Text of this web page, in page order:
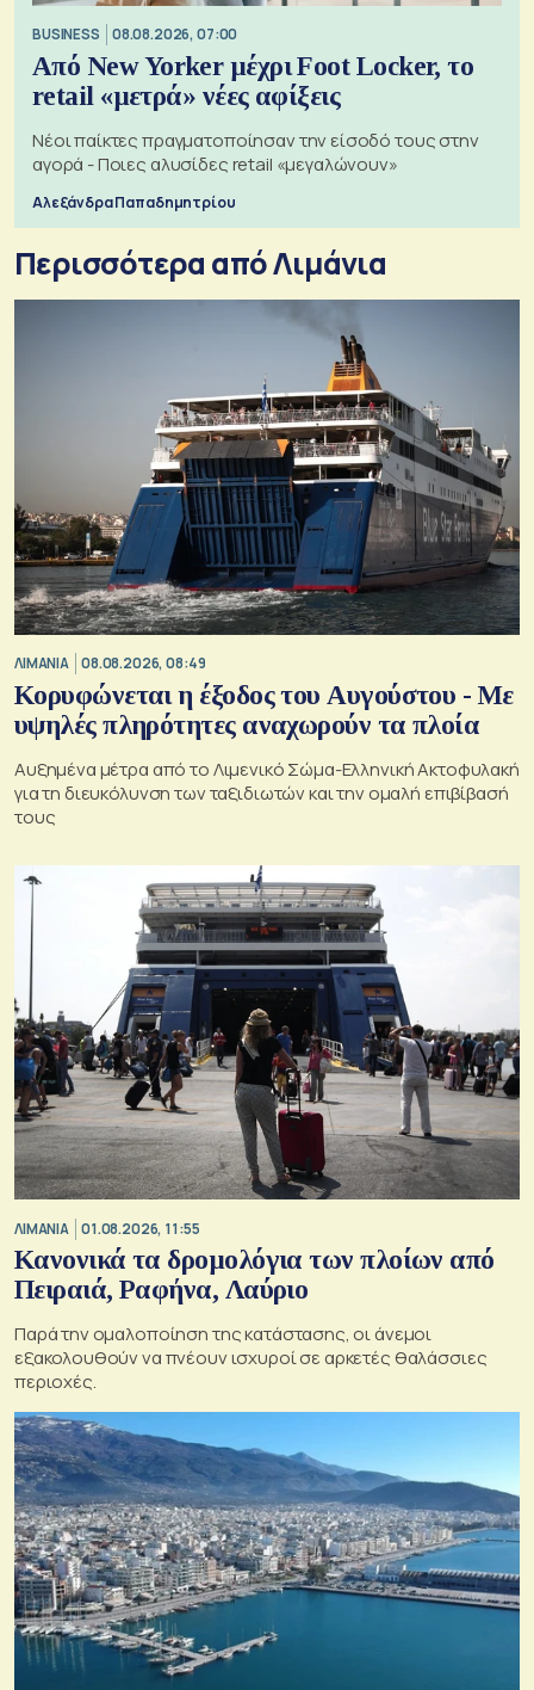
BUSINESS 08.08.2026, 07:00
Από New Yorker μέχρι Foot Locker, το
retail «μετρά» νέες αφίξεις
Νέοι παίκτες πραγματοποίησαν την είσοδό τους στην
αγορά - Ποιες αλυσίδες retail «μεγαλώνουν»
Αλεξάνδρα Παπαδημητρίου
Περισσότερα από Λιμάνια
ΛΙΜΑΝΙΑ 08.08.2026, 08:49
Κορυφώνεται η έξοδος του Αυγούστου - Με
υψηλές πληρότητες αναχωρούν τα πλοία
Αυξημένα μέτρα από το Λιμενικό Σώμα-Ελληνική Ακτοφυλακή
για τη διευκόλυνση των ταξιδιωτών και την ομαλή επιβίβασή
τους
ΛΙΜΑΝΙΑ 01.08.2026, 11:55
Κανονικά τα δρομολόγια των πλοίων από
Πειραιά, Ραφήνα, Λαύριο
Παρά την ομαλοποίηση της κατάστασης, οι άνεμοι
εξακολουθούν να πνέουν ισχυροί σε αρκετές θαλάσσιες
περιοχές.